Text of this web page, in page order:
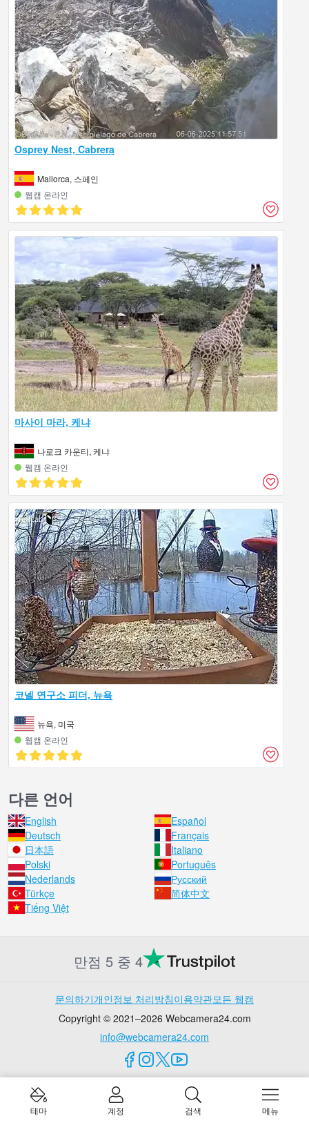
Osprey Nest, Cabrera
Mallorca, 스페인
웹캠 온라인
마사이 마라, 케냐
나로크 카운티, 케냐
웹캠 온라인
코넬 연구소 피더, 뉴욕
뉴욕, 미국
웹캠 온라인
다른 언어
English
Español
Deutsch
Français
日本語
Italiano
Polski
Português
Nederlands
Русский
Türkçe
简体中文
Tiếng Việt
만점 5 중 4
문의하기개인정보 처리방침이용약관모든 웹캠
Copyright © 2021–2026 Webcamera24.com
info@webcamera24.com
테마 계정 검색 메뉴